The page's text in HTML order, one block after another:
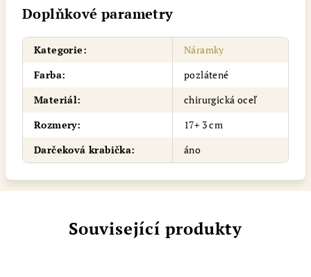
Doplňkové parametry
Kategorie:
Náramky
Farba:
pozlátené
Materiál:
chirurgická oceľ
Rozmery:
17+ 3 cm
Darčeková krabička: áno
Související produkty